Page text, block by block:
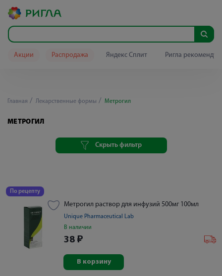
Акции Распродажа Яндекс Сплит Ригла
Главная Лекарственные формы Метрогил
МЕТРОГИЛ
Скрыть фильтр
По рецепту
Метрогил раствор для инфузий 500мг 100мл
Unique Pharmaceutical Lab
В наличии
38 ₽
В корзину